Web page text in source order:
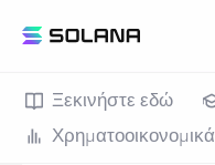
Ξεκινήστε εδώ
Χρηματοοικονομικά